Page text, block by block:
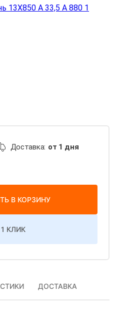
Доставка: от 1 дня
В КОРЗИНУ
1 КЛИК
ДОСТАВКА